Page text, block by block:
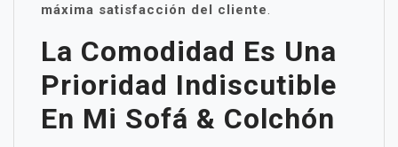
máxima satisfacción del cliente.
La Comodidad Es Una
Prioridad Indiscutible
En Mi Sofá & Colchón